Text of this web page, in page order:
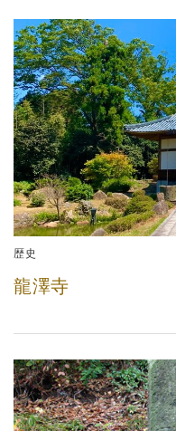
歴史
龍澤寺